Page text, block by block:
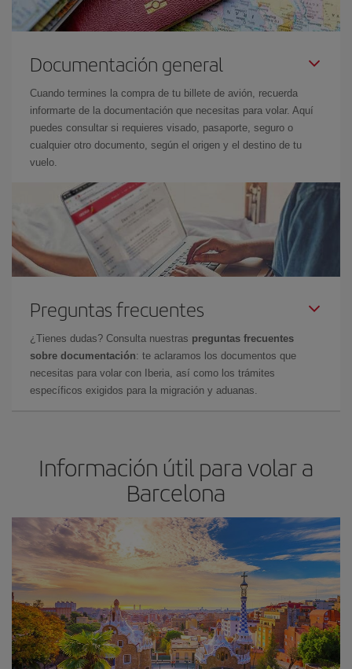
Documentación general
Cuando termines la compra de tu billete de avión, recuerda
informarte de la documentación que necesitas para volar. Aquí
puedes consultar si requieres visado, pasaporte, seguro o
cualquier otro documento, según el origen y el destino de tu
vuelo.
Preguntas frecuentes
¿Tienes dudas? Consulta nuestras preguntas frecuentes
sobre documentación: te aclaramos los documentos que
necesitas para volar con Iberia, así como los trámites
específicos exigidos para la migración y aduanas.
Información útil para volar a
Barcelona